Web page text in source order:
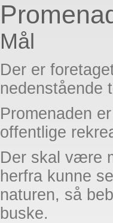
Mål
Der er
nedenstående
Promenaden
offentlige
Der skal være
herfra kunne
naturen, så
buske.